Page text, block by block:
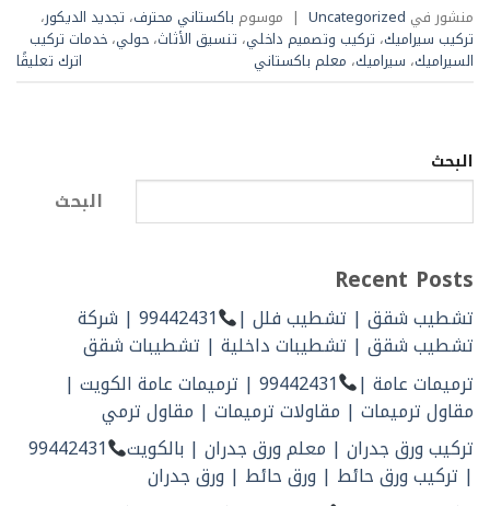
منشور في Uncategorized
| موسوم باكستاني محترف، تجديد الديكور،
تركيب سيراميك، تركيب وتصميم داخلي، تنسيق الأثاث، حولي، خدمات تركيب
السيراميك، سيراميك، معلم باكستاني اترك تعليقًا
البحث
البحث
Recent Posts
تشطيب شقق | تشطيب فلل |
99442431 | شركة
تشطيب شقق | تشطيبات داخلية | تشطيبات شقق
ترميمات عامة |
99442431 | ترميمات عامة الكويت |
مقاول ترميمات | مقاولات ترميمات | مقاول ترمي
تركيب ورق جدران | معلم ورق جدران | بالكويت
99442431
| تركيب ورق حائط | ورق حائط | ورق جدران